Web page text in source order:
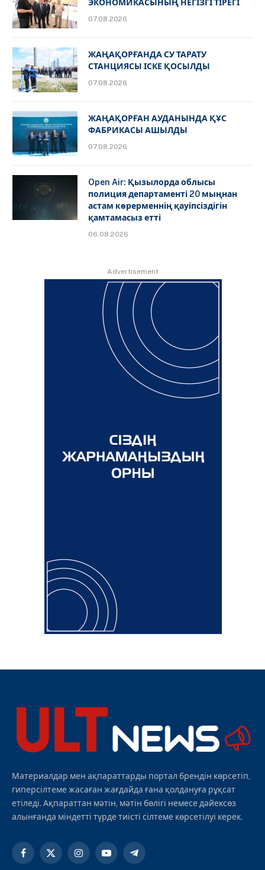
ЭКОНОМИКАСЫНЫҢ НЕГІЗГІ ТІРЕГІ
07.08.2026
ЖАҢАҚОРҒАНДА СУ ТАРАТУ
СТАНЦИЯСЫ ІСКЕ ҚОСЫЛДЫ
07.08.2026
ЖАҢАҚОРҒАН АУДАНЫНДА ҚҰС
ФАБРИКАСЫ АШЫЛДЫ
07.08.2026
Open Air: Қызылорда облысы
полиция департаменті 20 мыңнан
астам көрерменнің қауіпсіздігін
қамтамасыз етті
06.08.2026
Advertisement
Материалдар мен ақпараттарды портал брендін көрсетіп,
гиперсілтеме жасаған жағдайда ғана қолдануға рұқсат
етіледі. Ақпараттан мәтін, мәтін бөлігі немесе дәйексөз
алынғанда міндетті түрде тиісті сілтеме көрсетілуі керек.
Facebook
X
InstagramYouTubeTelegram